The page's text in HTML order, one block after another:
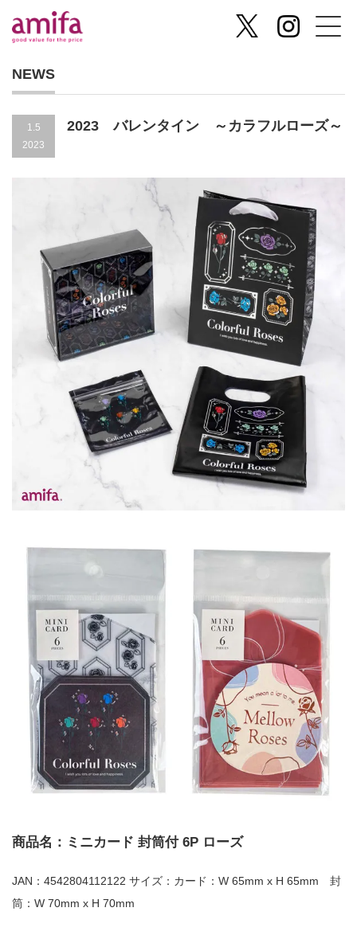
NEWS
1.5
2023
2023 バレンタイン ～カラフルローズ～
商品名：ミニカード 封筒付 6P ローズ
JAN：4542804112122 サイズ：カード：W 65mm x H 65mm 封
筒：W 70mm x H 70mm